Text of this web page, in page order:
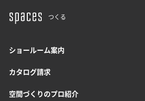
つくる
ショールーム案内
カタログ請求
空間づくりのプロ紹介